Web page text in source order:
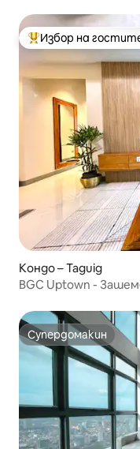
Най-популярен
Избор на
Кондо – Taguig
BGC Uptown -
Супердомакин
Супердомакин